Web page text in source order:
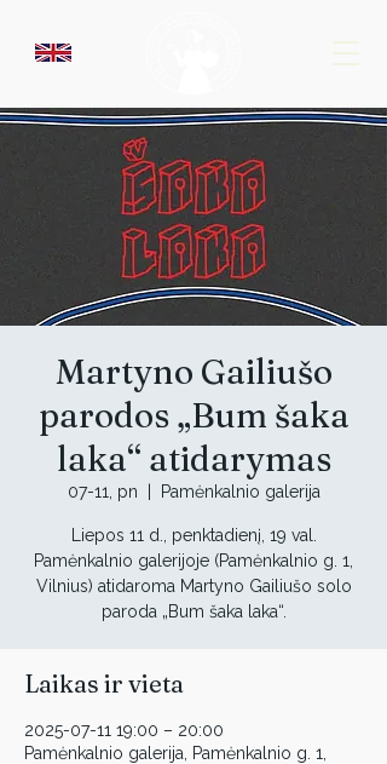
Martyno Gailiušo
parodos „Bum šaka
laka“ atidarymas
07-11, pn Pamėnkalnio galerija
Liepos 11 d., penktadienį, 19 val.
Pamėnkalnio galerijoje (Pamėnkalnio g. 1,
Vilnius) atidaroma Martyno Gailiušo solo
paroda „Bum šaka laka“.
Laikas ir vieta
2025-07-11 19:00 – 20:00
Pamėnkalnio galerija, Pamėnkalnio g. 1,